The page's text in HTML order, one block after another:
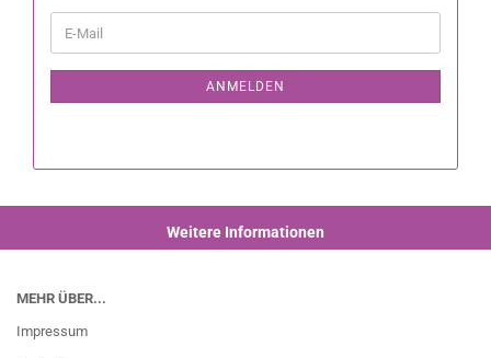
ANMELDEN
Weitere Informationen
MEHR ÜBER...
Impressum